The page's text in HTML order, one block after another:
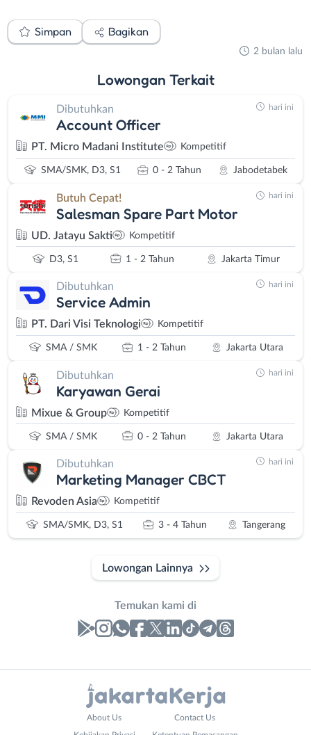
Simpan Bagikan
2 bulan lalu
Lowongan Terkait
Dibutuhkan
Account Officer
PT. Micro Madani Institute Kompetitif
SMA/SMK, D3, S1 0 - 2 Tahun Jabodetabek
hari ini
Butuh Cepat!
Salesman Spare Part Motor
UD. Jatayu Sakti Kompetitif
D3, S1 1 - 2 Tahun Jakarta Timur
hari ini
Dibutuhkan
Service Admin
PT. Dari Visi Teknologi Kompetitif
SMA / SMK 1 - 2 Tahun Jakarta Utara
hari ini
Dibutuhkan
Karyawan Gerai
Mixue & Group Kompetitif
SMA / SMK 0 - 2 Tahun Jakarta Utara
hari ini
Dibutuhkan
Marketing Manager CBCT
Revoden Asia Kompetitif
SMA/SMK, D3, S1 3 - 4 Tahun Tangerang
hari ini
Lowongan Lainnya
Temukan kami di
About Us Contact Us